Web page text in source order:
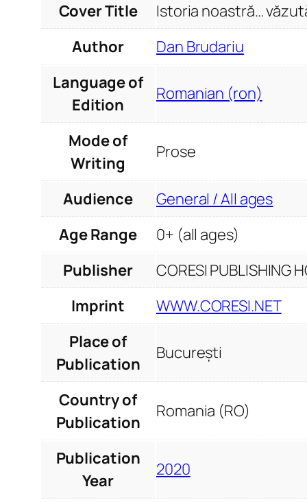
Cover Title
Istoria noastră…
Author
Dan Brudariu
Language of
Edition
Romanian (ron)
Mode of
Writing
Prose
Audience
General / All ages
Age Range
0+ (all ages)
Publisher
CORESI PUBLISHING
Imprint
WWW.CORESI.NET
Place of
Publication
București
Country of
Publication
Romania (RO)
Publication
Year
2020